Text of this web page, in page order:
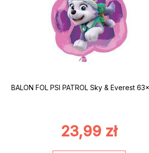
BALON FOL PSI PATROL Sky & Everest
23,99 zł